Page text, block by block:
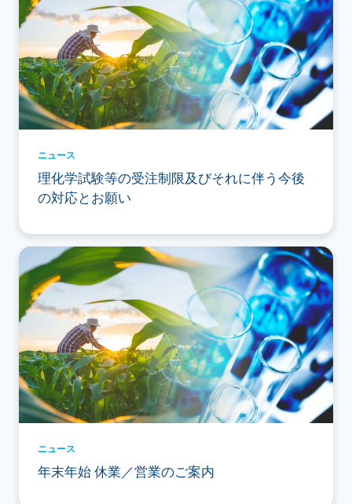
ニュース
理化学試験等の受注制限及びそれに伴う今後
の対応とお願い
ニュース
年末年始 休業／営業のご案内